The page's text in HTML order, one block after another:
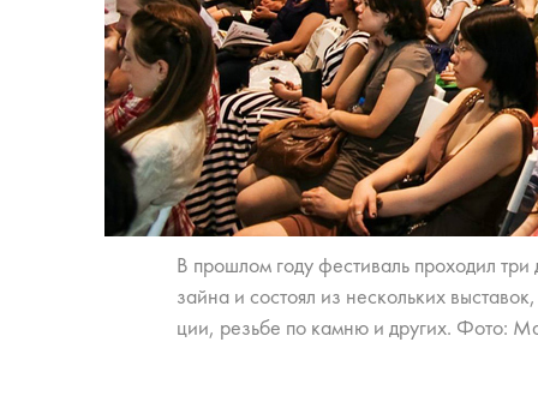
В про­шлом го­ду фе­сти­валь про­хо­дил
зай­на и со­сто­ял из не­сколь­ких
ции, резь­бе по кам­ню и дру­гих. Фото: